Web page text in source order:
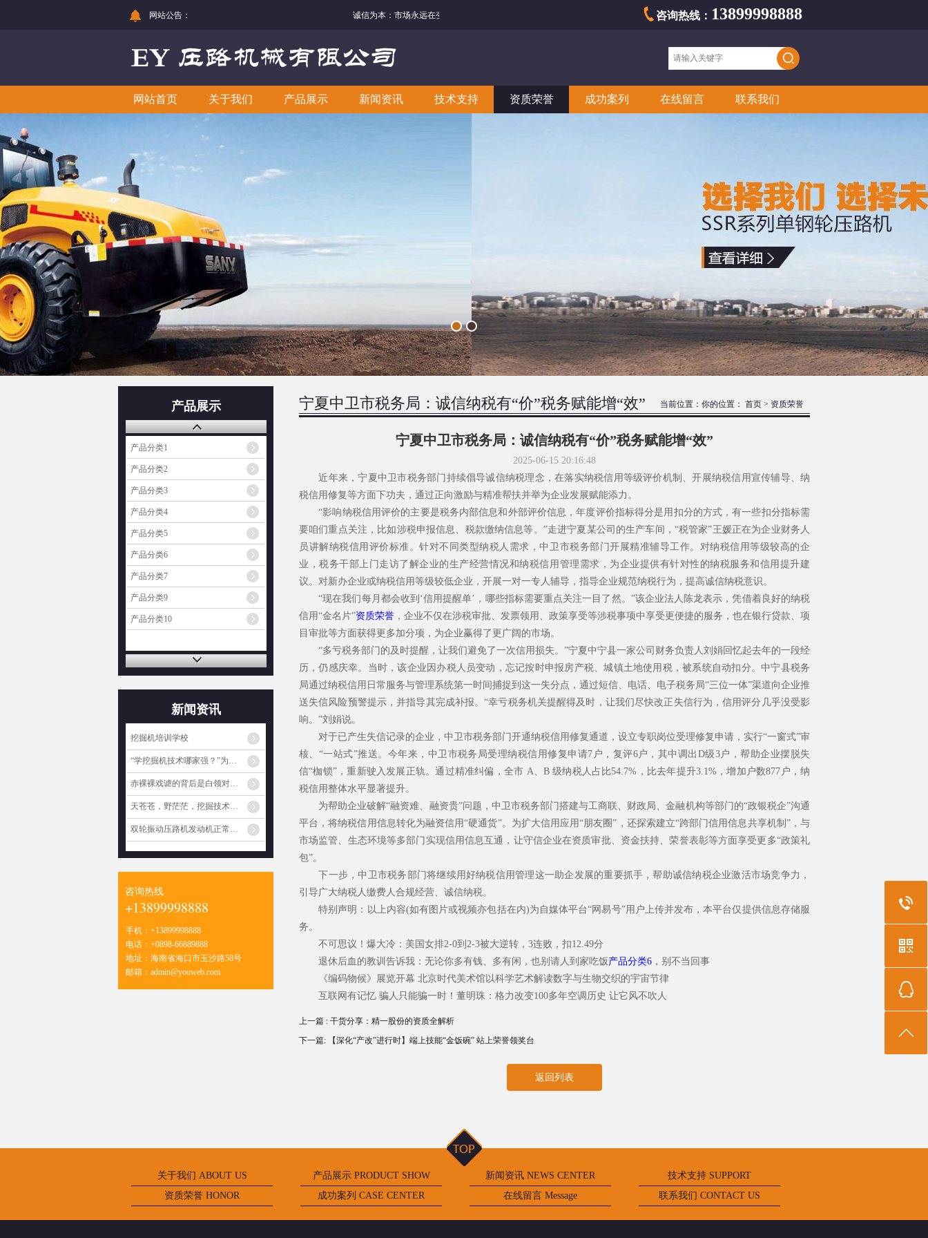
网站公告： 诚信为本：市场永远在变，诚信永远不变。 咨询热线： 13899998888
网站首页 关于我们 产品展示 新闻资讯 技术支持 资质荣誉 成功案列 在线留言 联系我们
产品展示
产品分类1
产品分类2
产品分类3
产品分类4
产品分类5
产品分类6
产品分类7
产品分类9
产品分类10
新闻资讯
挖掘机培训学校
“学挖掘机技术哪家强？”为啥火起来了？
赤裸裸戏谑的背后是白领对蓝领阶层的心理歧视
天苍苍，野茫茫，挖掘技术哪家强？
双轮振动压路机发动机正常工作但振动不工作的原因
咨询热线
+13899998888
手机： +13899998888
电话： +0898-66889888
地址： 海南省海口市玉沙路58号
邮箱： admin@youweb.com
宁夏中卫市税务局：诚信纳税有“价”税务赋能增“效” 当前位置：你的位置： 首页 > 资质荣誉
宁夏中卫市税务局：诚信纳税有“价”税务赋能增“效”
2025-06-15 20:16:48
近年来，宁夏中卫市税务部门持续倡导诚信纳税理念，在落实纳税信用等级评价机制、开展纳税信用宣传辅导、纳
税信用修复等方面下功夫，通过正向激励与精准帮扶并举为企业发展赋能添力。
“影响纳税信用评价的主要是税务内部信息和外部评价信息，年度评价指标得分是用扣分的方式，有一些扣分指标需
要咱们重点关注，比如涉税申报信息、税款缴纳信息等。”走进宁夏某公司的生产车间，“税管家”王媛正在为企业财务人
员讲解纳税信用评价标准。针对不同类型纳税人需求，中卫市税务部门开展精准辅导工作。对纳税信用等级较高的企
业，税务干部上门走访了解企业的生产经营情况和纳税信用管理需求，为企业提供有针对性的纳税服务和信用提升建
议。对新办企业或纳税信用等级较低企业，开展一对一专人辅导，指导企业规范纳税行为，提高诚信纳税意识。
“现在我们每月都会收到‘信用提醒单’，哪些指标需要重点关注一目了然。”该企业法人陈龙表示，凭借着良好的纳税
信用“金名片”资质荣誉 ，企业不仅在涉税审批、发票领用、政策享受等涉税事项中享受更便捷的服务，也在银行贷款、项
目审批等方面获得更多加分项，为企业赢得了更广阔的市场。
“多亏税务部门的及时提醒，让我们避免了一次信用损失。”宁夏中宁县一家公司财务负责人刘娟回忆起去年的一段经
历，仍感庆幸。当时，该企业因办税人员变动，忘记按时申报房产税、城镇土地使用税，被系统自动扣分。中宁县税务
局通过纳税信用日常服务与管理系统第一时间捕捉到这一失分点，通过短信、电话、电子税务局“三位一体”渠道向企业推
送失信风险预警提示，并指导其完成补报。“幸亏税务机关提醒得及时，让我们尽快改正失信行为，信用评分几乎没受影
响。”刘娟说。
对于已产生失信记录的企业，中卫市税务部门开通纳税信用修复通道，设立专职岗位受理修复申请，实行“一窗式”审
核、“一站式”推送。今年来，中卫市税务局受理纳税信用修复申请7户，复评6户，其中调出D级3户，帮助企业摆脱失
信“枷锁”，重新驶入发展正轨。通过精准纠偏，全市 A、B 级纳税人占比54.7%，比去年提升3.1%，增加户数877户，纳
税信用整体水平显著提升。
为帮助企业破解“融资难、融资贵”问题，中卫市税务部门搭建与工商联、财政局、金融机构等部门的“政银税企”沟通
平台，将纳税信用信息转化为融资信用“硬通货”。为扩大信用应用“朋友圈”，还探索建立“跨部门信用信息共享机制”，与
市场监管、生态环境等多部门实现信用信息互通，让守信企业在资质审批、资金扶持、荣誉表彰等方面享受更多“政策礼
包”。
下一步，中卫市税务部门将继续用好纳税信用管理这一助企发展的重要抓手，帮助诚信纳税企业激活市场竞争力，
引导广大纳税人缴费人合规经营、诚信纳税。
特别声明：以上内容(如有图片或视频亦包括在内)为自媒体平台“网易号”用户上传并发布，本平台仅提供信息存储服
务。
不可思议！爆大冷：美国女排2-0到2-3被大逆转，3连败，扣12.49分
退休后血的教训告诉我：无论你多有钱、多有闲，也别请人到家吃饭产品分类6 ，别不当回事
《编码物候》展览开幕 北京时代美术馆以科学艺术解读数字与生物交织的宇宙节律
互联网有记忆 骗人只能骗一时！董明珠：格力改变100多年空调历史 让它风不吹人
上一篇 : 干货分享：精一股份的资质全解析
下一篇: 【深化“产改”进行时】端上技能“金饭碗” 站上荣誉领奖台
返回列表
关于我们 ABOUT US 产品展示 PRODUCT SHOW 新闻资讯 NEWS CENTER
技术支持 SUPPORT
资质荣誉 HONOR
成功案列 CASE CENTER 在线留言 Message 联系我们 CONTACT US